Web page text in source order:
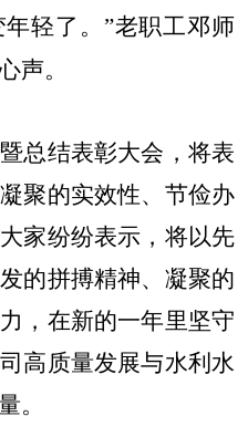
轻了。”老职工邓师
声。​
总结表彰大会，将表
聚的实效性、节俭办
家纷纷表示，将以先
的拼搏精神、凝聚的
，在新的一年里坚守
高质量发展与水利水
。